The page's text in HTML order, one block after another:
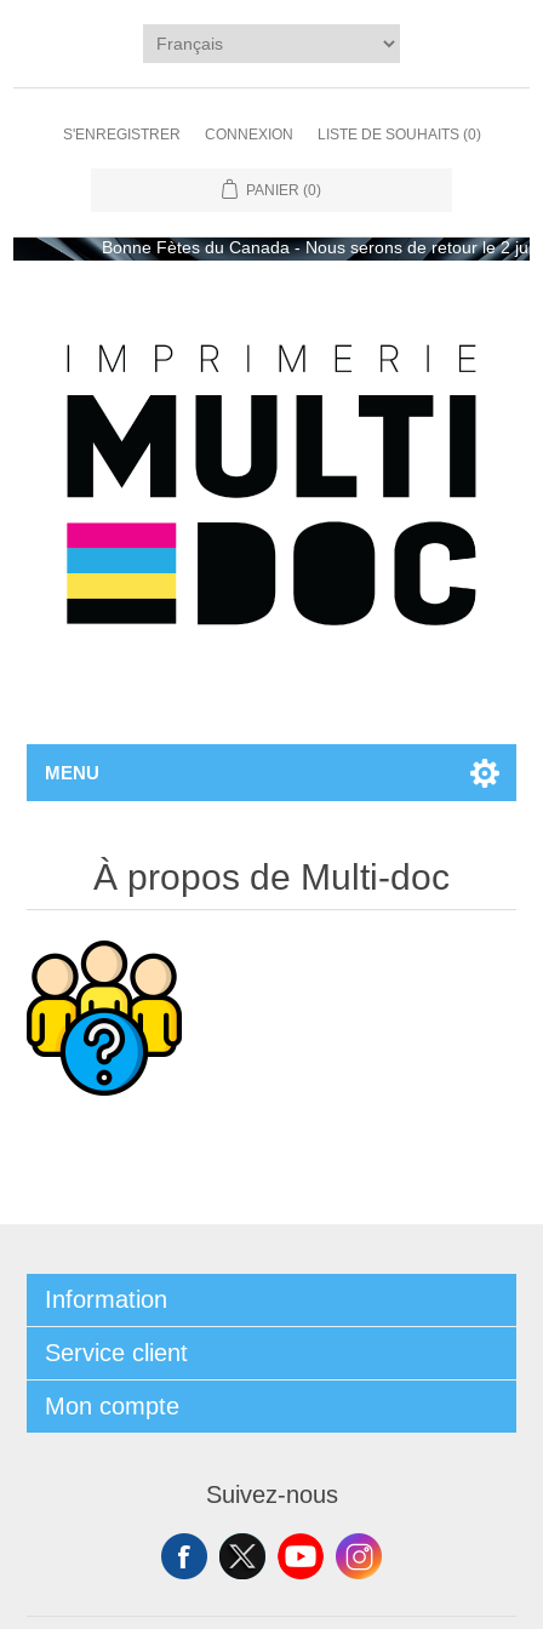
S'ENREGISTRER CONNEXION LISTE DE SOUHAITS (0)
PANIER (0)
Bonne Fètes du Canada - Nous serons de retour le 2
MENU
À propos de Multi-doc
Information
Service client
Mon compte
Suivez-nous